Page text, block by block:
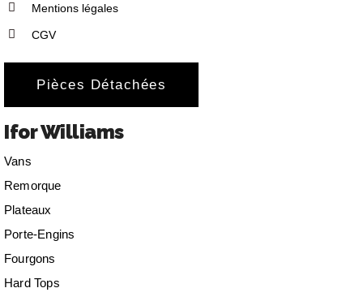
Mentions légales
CGV
Pièces Détachées
Ifor Williams
Vans
Remorque
Plateaux
Porte-Engins
Fourgons
Hard Tops